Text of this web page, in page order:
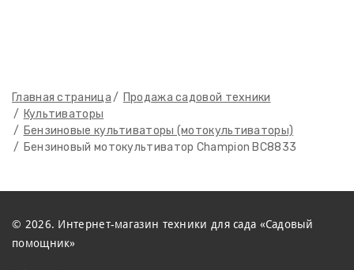
Главная страница
Продажа садовой техники
Культиваторы
Бензиновые культиваторы (мотокультиваторы)
Бензиновый мотокультиватор Champion BC8833
© 2026. Интернет-магазин техники для сада «Садовый
помощник»